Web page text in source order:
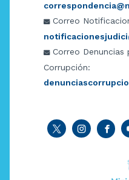
Correo
Correo Denuncias
Corrupción: